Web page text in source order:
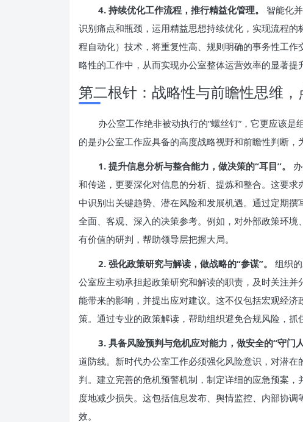
4. 持续优化工作流程，推行精益化管理。
智能化
识别痛点和瓶颈，运用精益思想持续优化，实现流程
程自动化）技术，将重复性高、规则明确的事务性工
略性的工作中，从而实现办公室整体运营效率的显著提
第二根针：战略性与前瞻性思维
办公室工作绝非被动执行的“螺丝钉”，它更应该
的是办公室工作应具备的高度战略视野和前瞻性判断，
1. 提升信息分析与整合能力，做决策的“耳目”。
和传递，更要深化对信息的分析、提炼和整合。这要
中识别出关键趋势、潜在风险和发展机遇。通过定期
全面、客观、深入的决策参考。例如，对外部政策环
有价值的研判，帮助领导层把握大局。
2. 强化政策研究与解读，做战略的“参谋”。
组织
公室应主动承担起政策研究和解读的职责，及时关注
能带来的影响，并提出应对建议。这不仅包括宏观经
策。通过专业的政策解读，帮助组织避免合规风险，抓
3. 具备风险预判与危机应对能力，做安全的“守门人
道防线。新时代办公室工作必须强化风险意识，对潜
判。建立完善的危机预警机制，制定详细的应急预案
度地减少损失。这包括信息发布、舆情监控、内部协
效。